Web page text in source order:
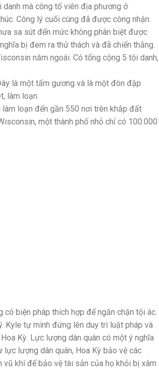
mà công tố viên địa phương ở
Công lý cuối cùng đã được công nhận.
sa sút đến mức không phân biệt được
bị đem ra thử thách và đã chiến thắng.
năm ngoái. Có tổng cộng 5 tội danh,
là một tấm gương và là một đòn đập
làm loạn.
loạn đến gần 550 nơi trên khắp đất
một thành phố nhỏ chỉ có 100.000
biện pháp thích hợp để ngăn chặn tội ác.
Kyle tự mình đứng lên duy trì luật pháp và
Kỳ. Lực lượng dân quân có một ý nghĩa
lượng dân quân, Hoa Kỳ bảo vệ các
vũ khí để bảo vệ tài sản của họ khỏi bị xâm